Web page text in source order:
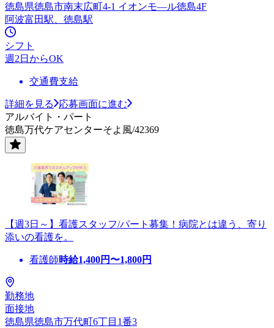
徳島県徳島市南末広町4-1 イオンモ—ル徳島4F
阿波富田駅、徳島駅
シフト
週2日からOK
交通費支給
詳細を見る
応募画面に進む
アルバイト・パート
徳島万代ケアセンターそよ風/42369
【週3日～】看護スタッフ/パート募集！病院とは違う、寄り
添いの看護を。
看護師時給1,400円〜1,800円
勤務地
面接地
徳島県徳島市万代町6丁目1番3